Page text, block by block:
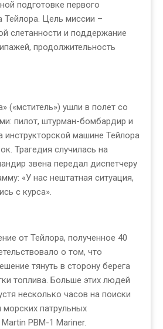
подготовке первого
Тейлора. Цель миссии –
слетанности и поддержание
продолжительность
(«мститель») ушли в полет со
пилот, штурман-бомбардир и
инструкторской машине Тейлора
Трагедия случилась на
звена передал диспетчеру
«У нас нештатная ситуация,
с курса».
от Тейлора, полученное 40
о том, что
тянуть в сторону берега
топлива. Больше этих людей
несколько часов на поиски
морских патрульных
PBM-1 Mariner.